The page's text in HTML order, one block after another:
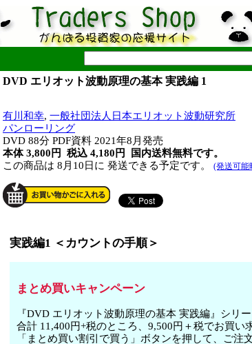
DVD エリオット波動原理の基本 実践編 1
有川和幸, 一般社団法人日本エリオット波動研究所
パンローリング
DVD 88分 PDF資料 2021年8月発売
本体 3,800円 税込 4,180円
国内送料無料です。
この商品は 8月10日に 発送できる予定です。 (発送可能
実践編1 ＜カウントの手順＞
まとめ買いキャンペーン
『DVD エリオット波動原理の基本 実践編』シリ
合計 11,400円+税のところ、9,500円＋税でお買い
「まとめ買い割引で買う」ボタンを押して、ご注